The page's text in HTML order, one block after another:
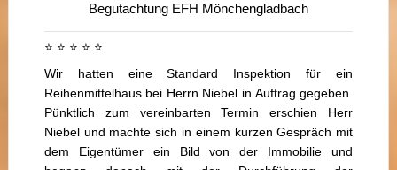
Begutachtung EFH Mönchengladbach
⭐ ⭐ ⭐ ⭐ ⭐
Wir hatten eine Standard Inspektion für ein
Reihenmittelhaus bei Herrn Niebel in Auftrag gegeben.
Pünktlich zum vereinbarten Termin erschien Herr
Niebel und machte sich in einem kurzen Gespräch mit
dem Eigentümer ein Bild von der Immobilie und